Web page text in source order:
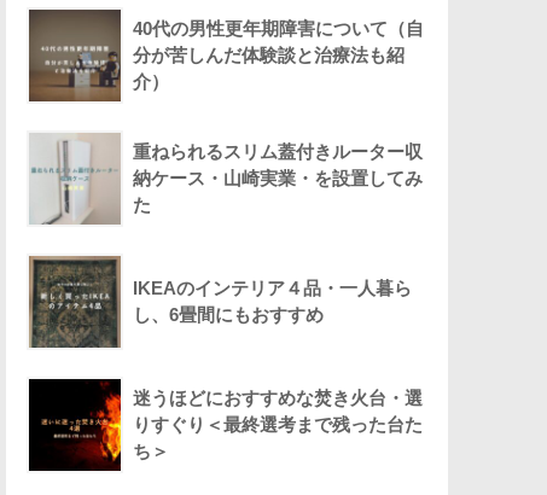
40代の男性更年期障害について（自
分が苦しんだ体験談と治療法も紹
介）
重ねられるスリム蓋付きルーター収
納ケース・山崎実業・を設置してみ
た
IKEAのインテリア４品・一人暮ら
し、6畳間にもおすすめ
迷うほどにおすすめな焚き火台・選
りすぐり＜最終選考まで残った台た
ち＞